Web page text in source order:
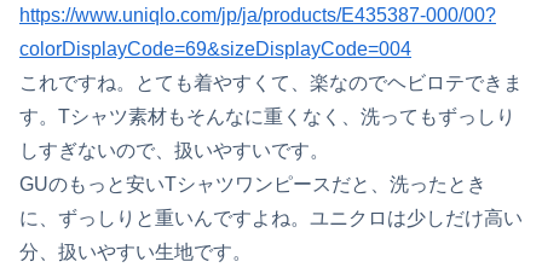
https://www.uniqlo.com/jp/ja/products/E435387-000/00?
colorDisplayCode=69&sizeDisplayCode=004
これですね。とても着やすくて、楽なのでヘビロテできま
す。Tシャツ素材もそんなに重くなく、洗ってもずっしり
しすぎないので、扱いやすいです。
GUのもっと安いTシャツワンピースだと、洗ったとき
に、ずっしりと重いんですよね。ユニクロは少しだけ高い
分、扱いやすい生地です。